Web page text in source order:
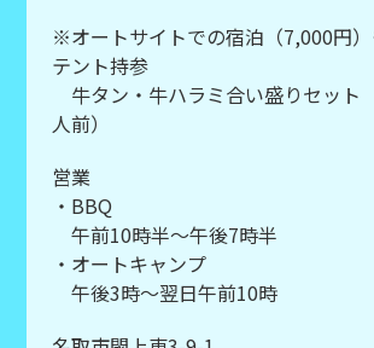
※オートサイトでの宿泊（7,000円
テント持参
牛タン・牛ハラミ合い盛りセッ
人前）
営業
・BBQ
午前10時半～午後7時半
・オートキャンプ
午後3時～翌日午前10時